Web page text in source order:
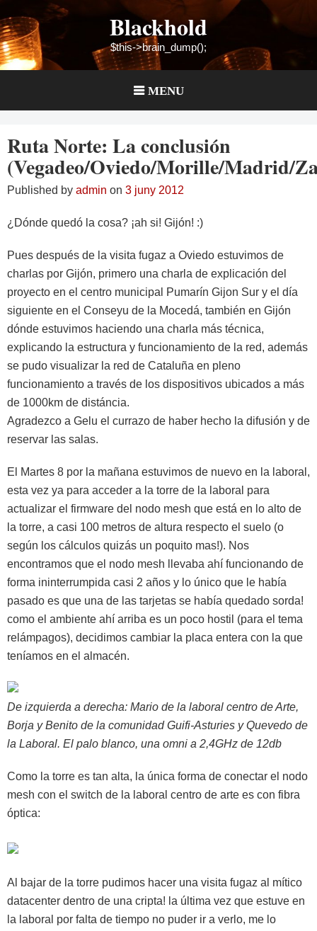
to
content
Blackhold
$this->brain_dump();
MENU
Ruta Norte: La conclusión
(Vegadeo/Oviedo/Morille/Madrid/
Published by admin on 3 juny 2012
¿Dónde quedó la cosa? ¡ah si! Gijón! :)
Pues después de la visita fugaz a Oviedo estuvimos de
charlas por Gijón, primero una charla de explicación del
proyecto en el centro municipal Pumarín Gijon Sur y el día
siguiente en el Conseyu de la Mocedá, también en Gijón
dónde estuvimos haciendo una charla más técnica,
explicando la estructura y funcionamiento de la red, además
se pudo visualizar la red de Cataluña en pleno
funcionamiento a través de los dispositivos ubicados a más
de 1000km de distáncia.
Agradezco a Gelu el currazo de haber hecho la difusión y de
reservar las salas.
El Martes 8 por la mañana estuvimos de nuevo en la laboral,
esta vez ya para acceder a la torre de la laboral para
actualizar el firmware del nodo mesh que está en lo alto de
la torre, a casi 100 metros de altura respecto el suelo (o
según los cálculos quizás un poquito mas!). Nos
encontramos que el nodo mesh llevaba ahí funcionando de
forma ininterrumpida casi 2 años y lo único que le había
pasado es que una de las tarjetas se había quedado sorda!
como el ambiente ahí arriba es un poco hostil (para el tema
relámpagos), decidimos cambiar la placa entera con la que
teníamos en el almacén.
De izquierda a derecha: Mario de la laboral centro de Arte,
Borja y Benito de la comunidad Guifi-Asturies y Quevedo de
la Laboral. El palo blanco, una omni a 2,4GHz de 12db
Como la torre es tan alta, la única forma de conectar el nodo
mesh con el switch de la laboral centro de arte es con fibra
óptica:
Al bajar de la torre pudimos hacer una visita fugaz al mítico
datacenter dentro de una cripta! la última vez que estuve en
la laboral por falta de tiempo no puder ir a verlo, me lo